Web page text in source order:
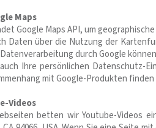
Maps
Google Maps API, um
Daten über die Nutzung der
durch Google
Ihre persönlichen Datenschutz-
mit Google-Produkten finden
Videos
betten wir Youtube-Videos